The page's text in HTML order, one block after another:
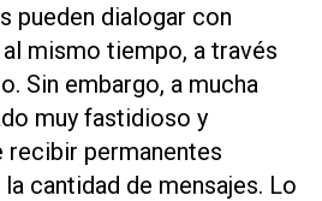
pueden dialogar con
mismo tiempo, a través
Sin embargo, a mucha
muy fastidioso y
permanentes
cantidad de mensajes. Lo